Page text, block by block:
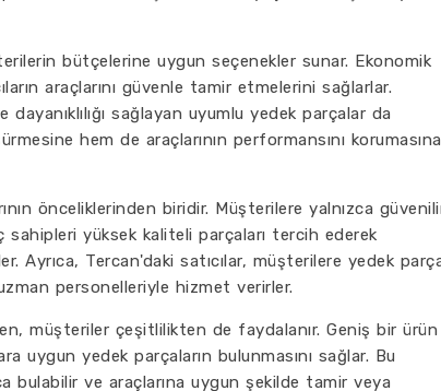
bütçelerine uygun seçenekler sunar. Ekonomik
araçlarını güvenle tamir etmelerini sağlarlar.
sağlayan uyumlu yedek parçalar da
hem de araçlarının performansını korumasına
önceliklerinden biridir. Müşterilere yalnızca
yüksek kaliteli parçaları tercih ederek
Ayrıca, Tercan'daki satıcılar, müşterilere yedek
personelleriyle hizmet verirler.
müşteriler çeşitlilikten de faydalanır. Geniş bir ürün
uygun yedek parçaların bulunmasını sağlar. Bu
bulabilir ve araçlarına uygun şekilde tamir veya